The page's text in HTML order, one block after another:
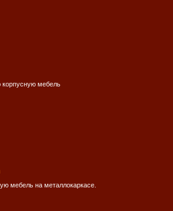
корпусную мебель
мебель на металлокаркасе.